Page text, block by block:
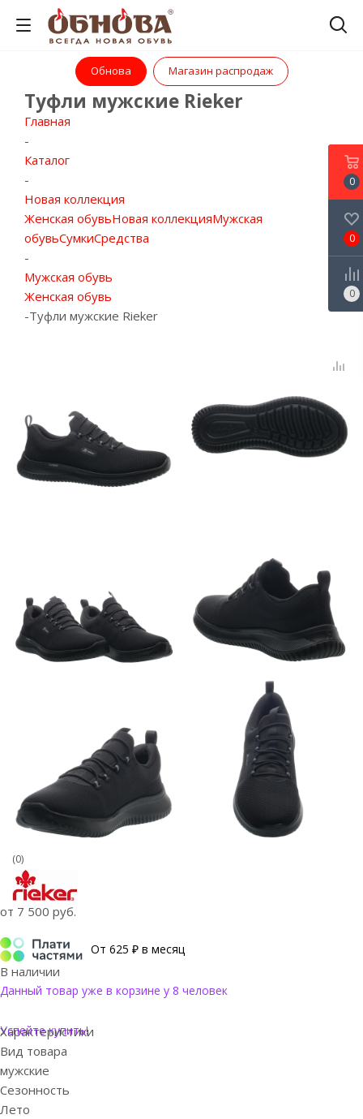
Обнова Магазин распродаж
Туфли мужские Rieker
Главная
-
Каталог
-
Новая коллекция
Женская обувьНовая коллекцияМужская
обувьСумкиСредства
-
Мужская обувь
Женская обувь
-Туфли мужские Rieker
(0)
от 7 500 руб.
От 625 ₽ в месяц
В наличии
Данный товар уже в корзине у 8 человек
Успейте купить!
Характеристики
Вид товара
мужские
Сезонность
Лето
0
0
0